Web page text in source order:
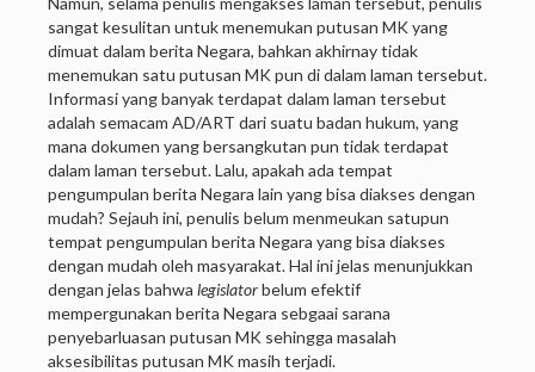
sangat kesulitan untuk menemukan putusan MK yang
dimuat dalam berita Negara, bahkan akhirnay tidak
menemukan satu putusan MK pun di dalam laman tersebut.
Informasi yang banyak terdapat dalam laman tersebut
adalah semacam AD/ART dari suatu badan hukum, yang
mana dokumen yang bersangkutan pun tidak terdapat
dalam laman tersebut. Lalu, apakah ada tempat
pengumpulan berita Negara lain yang bisa diakses dengan
mudah? Sejauh ini, penulis belum menmeukan satupun
tempat pengumpulan berita Negara yang bisa diakses
dengan mudah oleh masyarakat. Hal ini jelas menunjukkan
dengan jelas bahwa legislatorbelum efektif
mempergunakan berita Negara sebgaai sarana
penyebarluasan putusan MK sehingga masalah
aksesibilitas putusan MK masih terjadi.